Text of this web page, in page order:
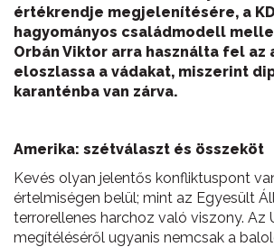
értékrendje megjelenítésére, a
hagyományos családmodell
Orbán Viktor arra használta fel az
eloszlassa a vádakat, miszerint
karanténba van zárva.
Amerika: szétválaszt és összeköt
Kevés olyan jelentős konfliktuspont
értelmiségen belül; mint az Egyesült
terrorellenes harchoz való viszony. Az
megítéléséről ugyanis nemcsak a